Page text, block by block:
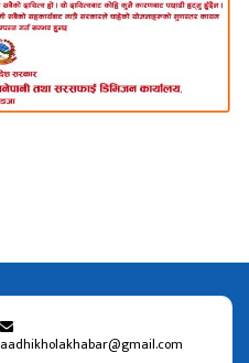
aadhikholakhabar@gmail.com